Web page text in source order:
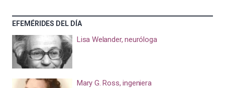
EFEMÉRIDES DEL DÍA
Lisa Welander, neuróloga
Mary G. Ross, ingeniera